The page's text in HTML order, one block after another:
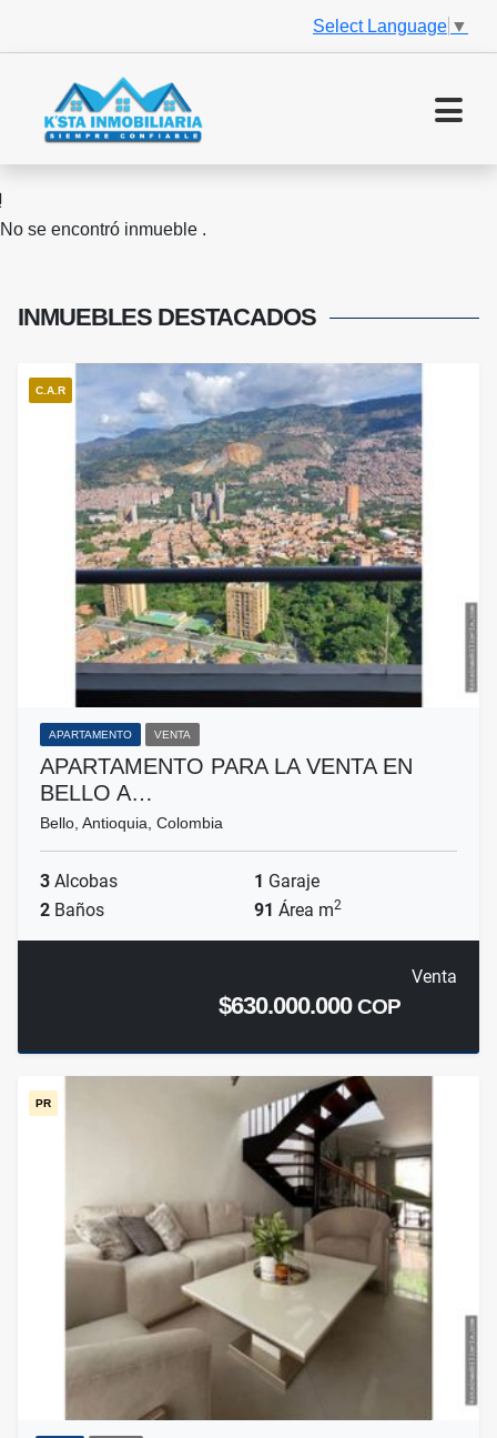
Select Language ▼
No se encontró inmueble .
INMUEBLES DESTACADOS
C.A.R
APARTAMENTO VENTA
APARTAMENTO PARA LA VENTA EN
BELLO A…
Bello, Antioquia, Colombia
3 Alcobas 1 Garaje
2 Baños 91 Área m2
Venta
$630.000.000COP
PR